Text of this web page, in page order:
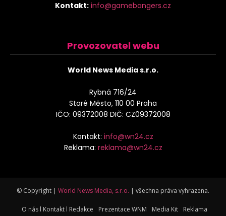
Kontakt: info@gamebangers.cz
Provozovatel webu
World News Media s.r.o.
Rybná 716/24
Staré Město, 110 00 Praha
IČO: 09372008 DIČ: CZ09372008
Kontakt: info@wn24.cz
Reklama: reklama@wn24.cz
© Copyright | World News Media, s.r.o. | všechna práva vyhrazena.
O nás l Kontakt l Redakce Prezentace WNM Media Kit
Reklama